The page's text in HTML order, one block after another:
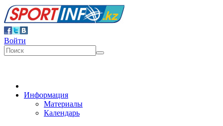
Войти
Информация
Материалы
Календарь